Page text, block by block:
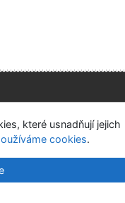
Nastavení cookies
Bohemia, s.r.o.
které usnadňují jejich
cookies.